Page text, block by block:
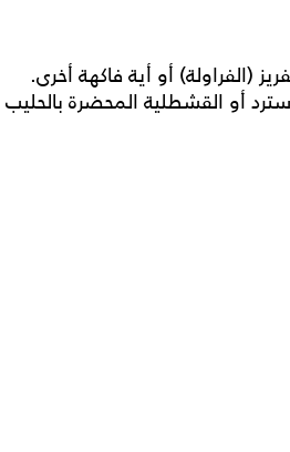
(الفراولة) أو أية فاكهة أخرى.
أو القشطلية المحضرة بالحليب